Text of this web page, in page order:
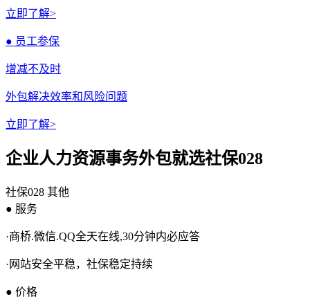
立即了解>
● 员工参保
增减不及时
外包解决效率和风险问题
立即了解>
企业人力资源事务外包就选社保028
社保028 其他
● 服务
·商桥.微信.QQ全天在线,30分钟内必应答
·网站安全平稳，社保稳定持续
● 价格